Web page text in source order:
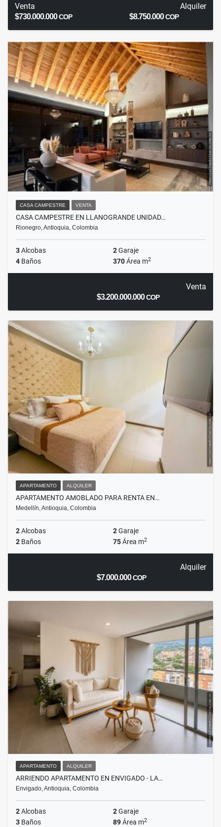
Venta
$730.000.000COP
Alquiler
$8.750.000COP
CASA CAMPESTRE VENTA
CASA CAMPESTRE EN LLANOGRANDE UNIDAD…
Rionegro, Antioquia, Colombia
3Alcobas 2Garaje
4 Baños 370Área m2
Venta
$3.200.000.000COP
APARTAMENTO ALQUILER
APARTAMENTO AMOBLADO PARA RENTA EN…
Medellín, Antioquia, Colombia
2Alcobas 2Garaje
2 Baños 75Área m2
Alquiler
$7.000.000COP
APARTAMENTO ALQUILER
ARRIENDO APARTAMENTO EN ENVIGADO - LA…
Envigado, Antioquia, Colombia
2Alcobas 2Garaje
3 Baños 89Área m2